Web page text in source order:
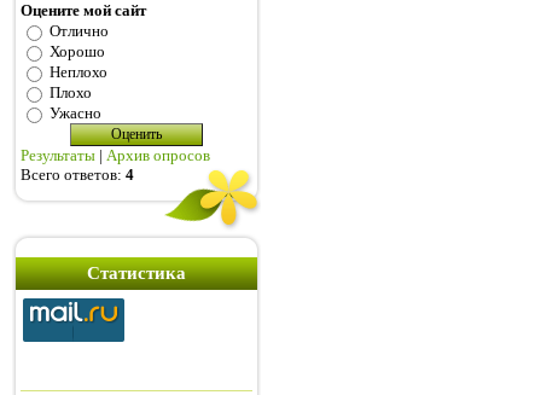
Оцените мой сайт
Отлично
Хорошо
Неплохо
Плохо
Ужасно
Результаты | Архив опросов
Всего ответов: 4
Статистика